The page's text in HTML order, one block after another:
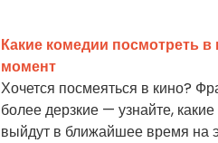
Какие комедии
момент
Хочется посмеяться в кино?
более дерзкие — узнайте,
выйдут в ближайшее время на